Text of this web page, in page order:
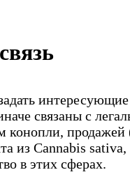
связаны с
конопли,
из Cannabis
в этих сферах.